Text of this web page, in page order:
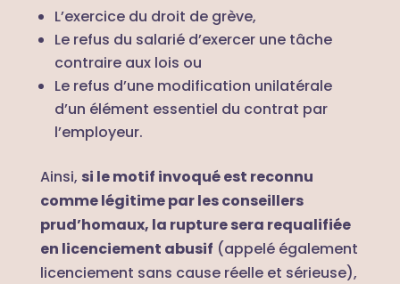
L’exercice du droit de grève,
Le refus du salarié d’exercer une tâche
contraire aux lois ou
Le refus d’une modification unilatérale
d’un élément essentiel du contrat par
l’employeur.
Ainsi, si le motif invoqué est reconnu
comme légitime par les conseillers
prud’homaux, la rupture sera requalifiée
en licenciement abusif (appelé également
licenciement sans cause réelle et sérieuse),